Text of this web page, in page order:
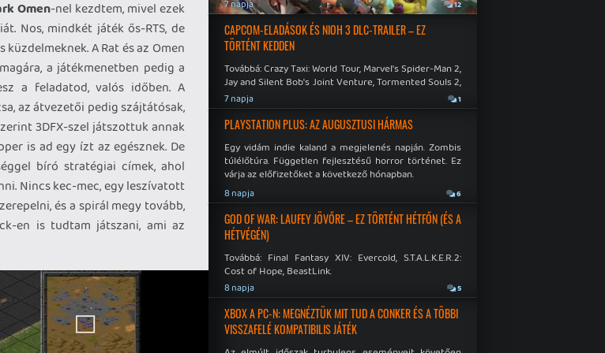
Omen-nel kezdtem, mivel ezek
Nos, mindkét játék ős-RTS, de
A Rat és az Omen
a játékmenetben pedig a
a feladatod, valós időben. A
az átvezetői pedig szájtátósak,
3DFX-szel játszottuk annak
is ad egy ízt az egésznek. De
bíró stratégiai címek, ahol
Nincs kec-mec, egy leszívatott
és a spirál megy tovább,
en is tudtam játszani, ami az
7 napja 12
CAPCOM-ELADÁSOK ÉS NIOH 3 DLC-TRAILER – EZ
TÖRTÉNT KEDDEN
Továbbá: Crazy Taxi: World Tour, Marvel's Spider-Man 2,
Jay and Silent Bob's Joint Venture, Tormented Souls 2,
No More Room in Hell, Slain 2: The Beast Within.
7 napja 1
PLAYSTATION PLUS: AZ AUGUSZTUSI HÁRMAS
Egy vidám indie kaland a megjelenés napján. Zombis
túlélőtúra. Független fejlesztésű horror történet. Ez
várja az előfizetőket a következő hónapban.
8 napja 6
GOD OF WAR: LAUFEY JÖVŐRE – EZ TÖRTÉNT HÉTFŐN (ÉS A
HÉTVÉGÉN)
Továbbá: Final Fantasy XIV: Evercold, S.T.A.L.K.E.R.2:
Cost of Hope, BeastLink.
8 napja 5
XBOX A PC-N: MEGNÉZTÜK MIT TUD A CONKER ÉS A TÖBBI
VISSZAFELÉ KOMPATIBILIS JÁTÉK